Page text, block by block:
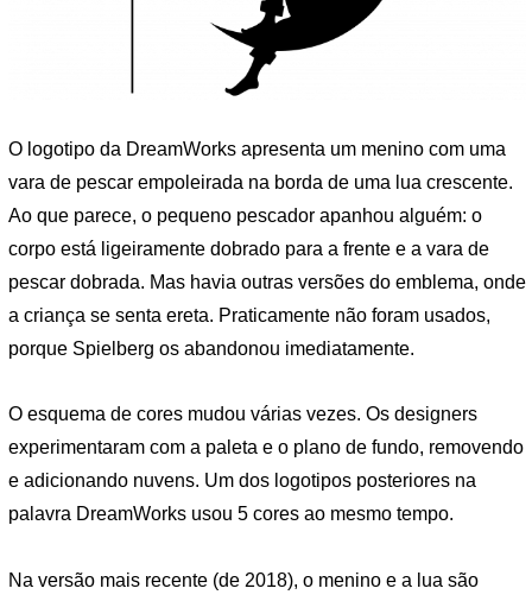
O logotipo da DreamWorks apresenta um menino com uma
vara de pescar empoleirada na borda de uma lua crescente.
Ao que parece, o pequeno pescador apanhou alguém: o
corpo está ligeiramente dobrado para a frente e a vara de
pescar dobrada. Mas havia outras versões do emblema, onde
a criança se senta ereta. Praticamente não foram usados,
porque Spielberg os abandonou imediatamente.
O esquema de cores mudou várias vezes. Os designers
experimentaram com a paleta e o plano de fundo, removendo
e adicionando nuvens. Um dos logotipos posteriores na
palavra DreamWorks usou 5 cores ao mesmo tempo.
Na versão mais recente (de 2018), o menino e a lua são